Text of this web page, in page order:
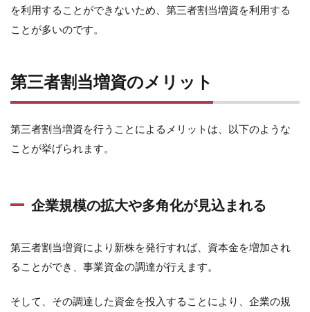
を利用することができないため、第三者割当増資を利用する
ことが多いのです。
第三者割当増資のメリット
第三者割当増資を行うことによるメリットは、以下のような
ことが挙げられます。
企業規模の拡大や多角化が見込まれる
第三者割当増資により新株を発行すれば、資本金を増加され
ることができ、事業資金の調達が行えます。
そして、その調達した資金を投入することにより、企業の規